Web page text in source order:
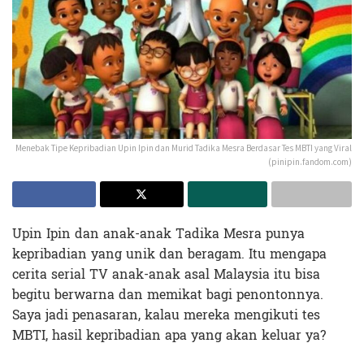
Menebak Tipe Kepribadian Upin Ipin dan Murid Tadika Mesra Berdasar Tes MBTI yang Viral
(pinipin.fandom.com)
Upin Ipin dan anak-anak Tadika Mesra punya
kepribadian yang unik dan beragam. Itu mengapa
cerita serial TV anak-anak asal Malaysia itu bisa
begitu berwarna dan memikat bagi penontonnya.
Saya jadi penasaran, kalau mereka mengikuti tes
MBTI, hasil kepribadian apa yang akan keluar ya?